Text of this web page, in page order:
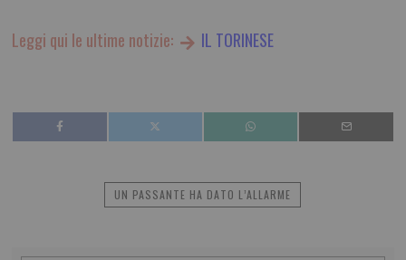
Leggi qui le ultime notizie: IL TORINESE
UN PASSANTE HA DATO L’ALLARME